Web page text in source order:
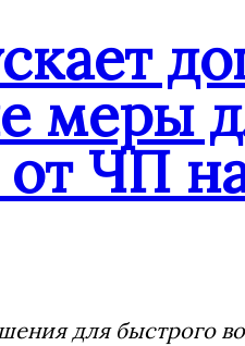
меры
ЧП
для быстрого